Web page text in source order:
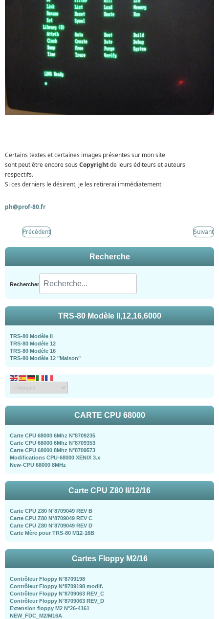
Certains textes et certaines images présentes sur mon site
sont peut être encore sous Copyrightde leurs éditeurs et auteurs
respectifs.
Si ces derniers le désirent, je les retirerai immédiatement
ph@prof-80.fr
Précédent Suivant
Recherche
Rechercher
TRS-80 Modèle II,12,16,6000
TRS-80 Modèle II
TRS-80 Modèle 12
TRS-80 Modèle 16
TRS-80 Modèle 12 "Maison"
CARTE CPU 68000
Carte CPU 68000 6Mhz N°8709235
Carte CPU 68000 6Mhz N°8709353
Carte CPU 68000 8Mhz N°8709573
Modifications CPU-68000 XENIX 3.x
New-CPU 68000 8MHz
Carte CPU Z80 II/12/16
Carte CPU Z80 N°8709049 REV B
Carte CPU Z80 N°8709049 REV C
Carte CPU Z80 N°8709049 REV D
Carte Mère pour TRS-80 M12-16B
Cartes Floppy M2/16
Contrôleur Floppy N°8709198
Contrôleur Floppy N°8709198 modif.
Contrôleur Floppy N°8709063 REV_C
Contrôleur Floppy N°8709063 REV_D
Extension floppy M2 N°26-4161
NEW_FDC_M2/M16A